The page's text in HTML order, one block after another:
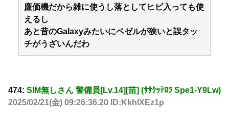
廉価機だから雑に使うし落としてヒビ入っても使
えるし
あと昔のGalaxyみたいにベゼルが狭いと誤タッ
チがうざいんだわ
474: SIM無しさん 警備員[Lv.14][苗] (ｻｻｸｯﾃﾛﾗ Spe1-Y9Lw)
2025/02/21(金) 09:26:36.20 ID:KkhlXEz1p